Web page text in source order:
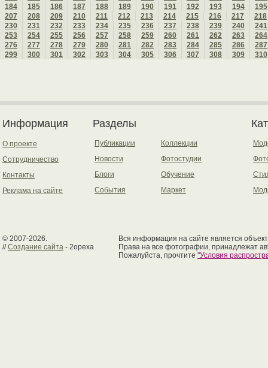
184
185 186 187 188 189 190 191 192 193 194
195
207
208 209 210 211 212 213 214 215 216 217
218
230
231 232 233 234 235 236 237 238 239 240
241
253
254 255 256 257 258 259 260 261 262 263
264
276
277 278 279 280 281 282 283 284 285 286
287
299
300 301 302 303 304 305 306 307 308 309 310
Информация
О проекте
Сотрудничество
Контакты
Реклама на сайте
Разделы
Публикации
Новости
Блоги
События
Коллекции
Фотостудии
Обучение
Маркет
© 2007-2026.
//Создание сайта - 2opexa
Вся информация на сайте является
Права на все фотографии, принадлежат
Пожалуйста, прочтите "Условия